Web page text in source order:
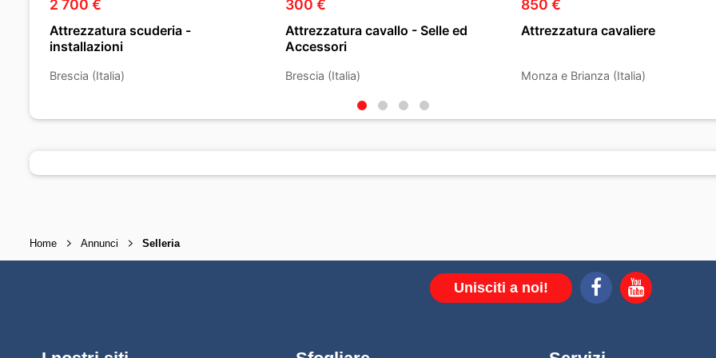
2 700 €
Attrezzatura scuderia -
installazioni
Brescia (Italia)
300 €
Attrezzatura cavallo - Selle ed
Accessori
Brescia (Italia)
850 €
Attrezzatura cavaliere
Monza e Brianza (Italia)
Home Annunci Selleria
Unisciti a noi!